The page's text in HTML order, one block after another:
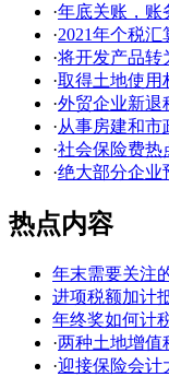
·年底关账，账
·2021年个税
·将开发产品转
·取得土地使用
·外贸企业新退
·从事房建和市
·社会保险费热
·绝大部分企业
热点内容
年末需要关注
进项税额加计
年终奖如何计
·两种土地增值
·迎接保险会计